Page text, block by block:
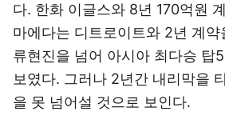
다. 한화 이글스와 8년 170억원
마에다는 디트로이트와 2년 계
류현진을 넘어 아시아 최다승 탑
보였다. 그러나 2년간 내리막을
을 못 넘어설 것으로 보인다.